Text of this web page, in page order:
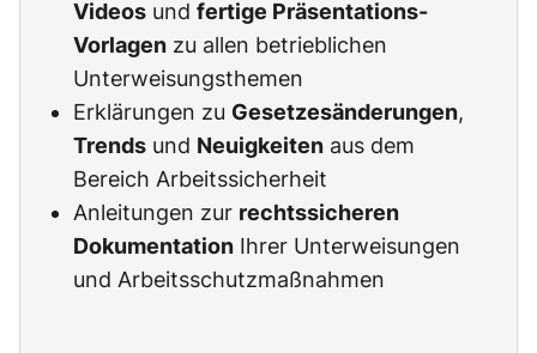
Videos und fertige Präsentations-
Vorlagen zu allen betrieblichen
Unterweisungsthemen
Erklärungen zu Gesetzesänderungen,
Trends und Neuigkeiten aus dem
Bereich Arbeitssicherheit
Anleitungen zur rechtssicheren
Dokumentation Ihrer Unterweisungen
und Arbeitsschutzmaßnahmen